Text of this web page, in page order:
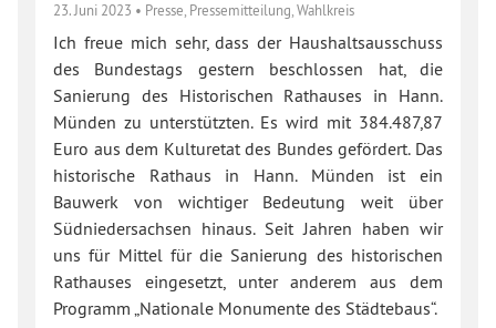
23. Juni 2023 • Presse, Pressemitteilung,Wahlkreis
Ich freue mich sehr, dass der Haushaltsausschuss
des Bundestags gestern beschlossen hat, die
Sanierung des Historischen Rathauses in Hann.
Münden zu unterstützten. Es wird mit 384.487,87
Euro aus dem Kulturetat des Bundes gefördert. Das
historische Rathaus in Hann. Münden ist ein
Bauwerk von wichtiger Bedeutung weit über
Südniedersachsen hinaus. Seit Jahren haben wir
uns für Mittel für die Sanierung des historischen
Rathauses eingesetzt, unter anderem aus dem
Programm „Nationale Monumente des Städtebaus“.